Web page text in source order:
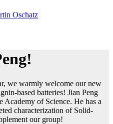
Oschatz
we warmly welcome our new
based batteries! Jian Peng
Academy of Science. He has a
characterization of Solid-
our group!